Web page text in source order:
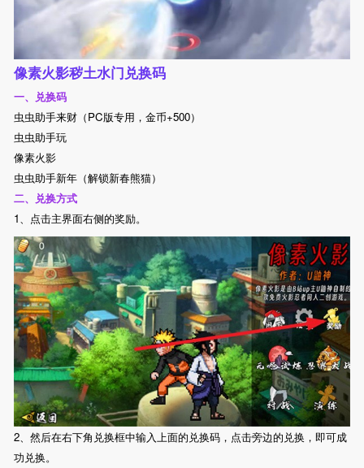
像素火影秽土水门兑换码
一、兑换码
虫虫助手来财（PC版专用，金币+500）
虫虫助手玩
像素火影
虫虫助手新年（解锁新春熊猫）
二、兑换方式
1、点击主界面右侧的奖励。
2、然后在右下角兑换框中输入上面的兑换码，点击旁边的兑换，即可成
功兑换。